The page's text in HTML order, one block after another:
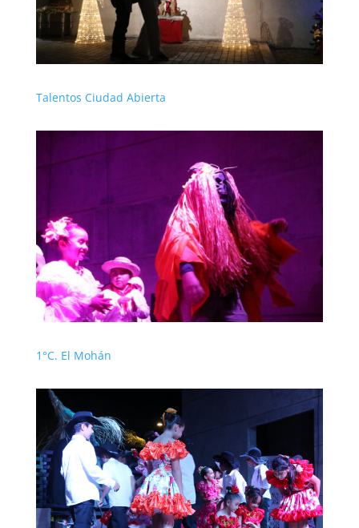
Talentos Ciudad Abierta
1°C. El Mohán